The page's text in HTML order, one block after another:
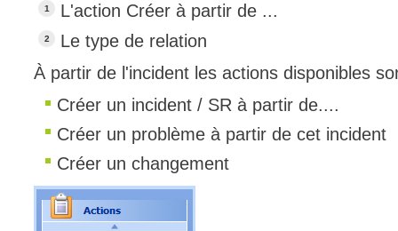
L'action Créer à partir de ...
Le type de relation
À partir de l'incident les actions disponibles
Créer un incident / SR à partir de....
Créer un problème à partir de cet incident
Créer un changement